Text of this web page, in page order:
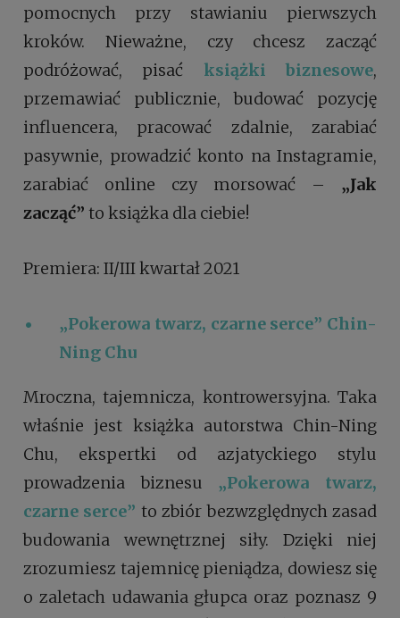
pomocnych przy stawianiu pierwszych
kroków. Nieważne, czy chcesz zacząć
podróżować, pisać książki biznesowe,
przemawiać publicznie, budować pozycję
influencera, pracować zdalnie, zarabiać
pasywnie, prowadzić konto na Instagramie,
zarabiać online czy morsować – „Jak
zacząć” to książka dla ciebie!
Premiera: II/III kwartał 2021
„Pokerowa twarz, czarne serce” Chin-
Ning Chu
Mroczna, tajemnicza, kontrowersyjna. Taka
właśnie jest książka autorstwa Chin-Ning
Chu, ekspertki od azjatyckiego stylu
prowadzenia biznesu „Pokerowa twarz,
czarne serce” to zbiór bezwzględnych zasad
budowania wewnętrznej siły. Dzięki niej
zrozumiesz tajemnicę pieniądza, dowiesz się
o zaletach udawania głupca oraz poznasz 9